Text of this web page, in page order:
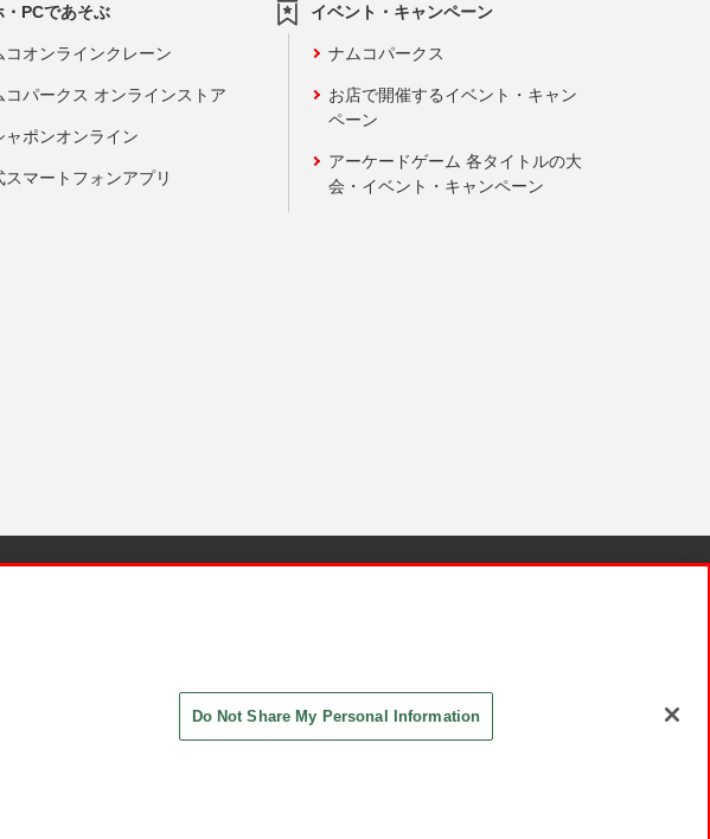
・PCであそぶ
コオンラインクレーン
コパークス オンラインストア
ャポンオンライン
スマートフォンアプリ
イベント・キャンペーン
ナムコパークス
お店で開催するイベント・キャン
ペーン
アーケードゲーム 各タイトルの大
会・イベント・キャンペーン
Do Not Share My Personal Information